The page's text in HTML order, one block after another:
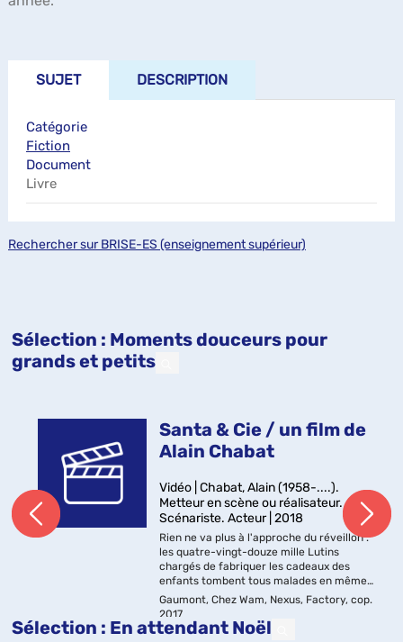
SUJET DESCRIPTION
Catégorie
Fiction
Document
Livre
Rechercher sur BRISE-ES (enseignement supérieur)
Sélection : Moments douceurs pour
grands et petits
Santa & Cie / un film de
Alain Chabat
Vidéo | Chabat, Alain (1958-....).
Metteur en scène ou réalisateur.
Scénariste. Acteur | 2018
Rien ne va plus à l'approche du réveillon :
les quatre-vingt-douze mille Lutins
chargés de fabriquer les cadeaux des
enfants tombent tous malades en même
temps ! C'est un coup dur pour Santa
(Claus), plus connu sous le nom de Père...
Gaumont, Chez Wam, Nexus, Factory, cop.
2017
Notes: Version originale française
Sélection : En attendant Noël